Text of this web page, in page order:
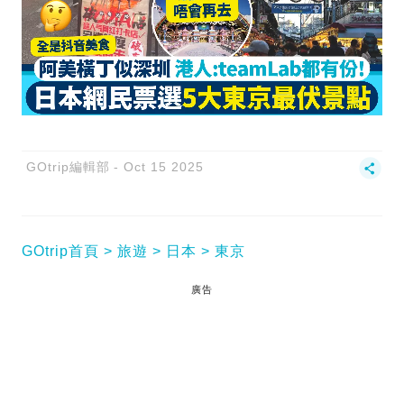
GOtrip編輯部 Oct 15 2025
GOtrip首頁 旅遊 日本 東京
廣告